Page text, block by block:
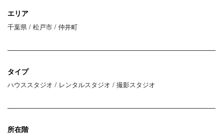
エリア
千葉県 / 松戸市 / 仲井町
タイプ
ハウススタジオ / レンタルスタジオ / 撮影スタジオ
所在階